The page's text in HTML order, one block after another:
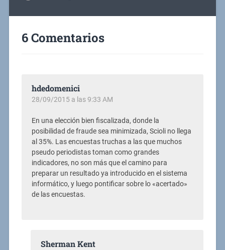
6 Comentarios
hdedomenici
28/09/2015 a las 9:33 AM
En una elección bien fiscalizada, donde la
posibilidad de fraude sea minimizada, Scioli no llega
al 35%. Las encuestas truchas a las que muchos
pseudo periodistas toman como grandes
indicadores, no son más que el camino para
preparar un resultado ya introducido en el sistema
informático, y luego pontificar sobre lo «acertado»
de las encuestas.
Sherman Kent